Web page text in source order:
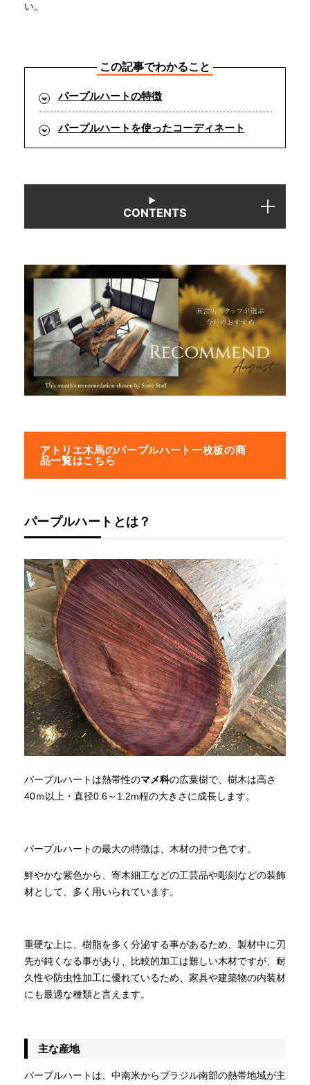
い。
この記事でわかること
パープルハートの特徴
パープルハートを使ったコーディネート
CONTENTS
アトリエ木馬のパープルハート一枚板の商
品一覧はこちら
パープルハートとは？
パープルハートは熱帯性のマメ科の広葉樹で、樹木は高さ
40ｍ以上・直径0.6～1.2m程の大きさに成長します。
パープルハートの最大の特徴は、木材の持つ色です。
鮮やかな紫色から、寄木細工などの工芸品や彫刻などの装飾
材として、多く用いられています。
重硬な上に、樹脂を多く分泌する事があるため、製材中に刃
先が鈍くなる事があり、比較的加工は難しい木材ですが、耐
久性や防虫性加工に優れているため、家具や建築物の内装材
にも最適な種類と言えます。
主な産地
パープルハートは、中南米からブラジル南部の熱帯地域が主